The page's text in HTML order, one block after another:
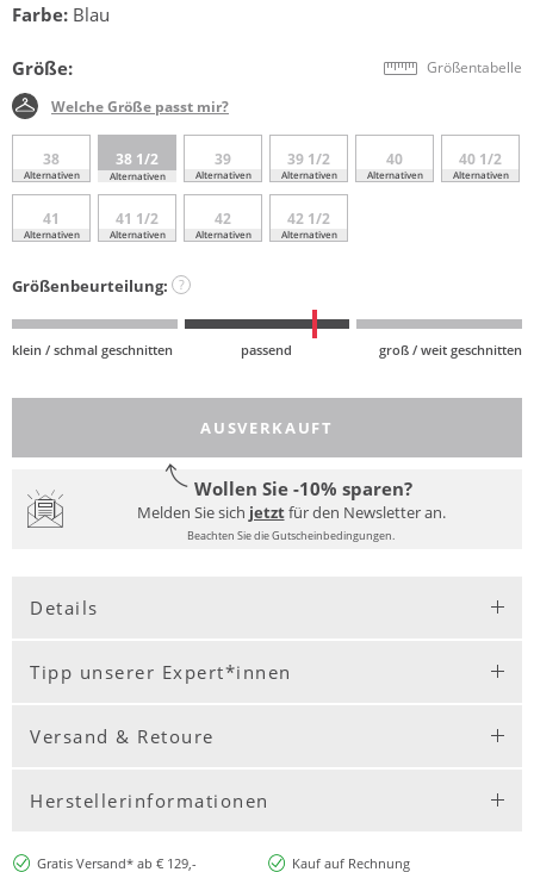
Farbe: Blau
Größe: Größentabelle
Welche Größe passt mir?
38
Alternativen
38 1/2
Alternativen
39
Alternativen
39 1/2
Alternativen
40
Alternativen
40 1/2
Alternativen
41
Alternativen
41 1/2
Alternativen
42
Alternativen
42 1/2
Alternativen
Größenbeurteilung: ?
klein / schmal geschnitten passend groß / weit geschnitten
AUSVERKAUFT
Wollen Sie -10% sparen?
Melden Sie sich jetztfür den Newsletter an.
Beachten Sie die Gutscheinbedingungen.
Details
Tipp unserer Expert*innen
Versand & Retoure
Herstellerinformationen
Gratis Versand* ab € 129,-
Kauf auf Rechnung